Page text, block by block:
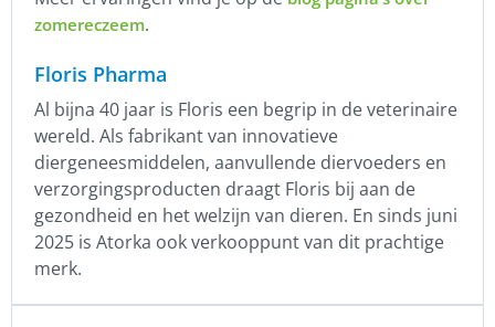
zomereczeem.
Floris Pharma
Al bijna 40 jaar is Floris een begrip in de veterinaire
wereld. Als fabrikant van innovatieve
diergeneesmiddelen, aanvullende diervoeders en
verzorgingsproducten draagt Floris bij aan de
gezondheid en het welzijn van dieren. En sinds juni
2025 is Atorka ook verkooppunt van dit prachtige
merk.